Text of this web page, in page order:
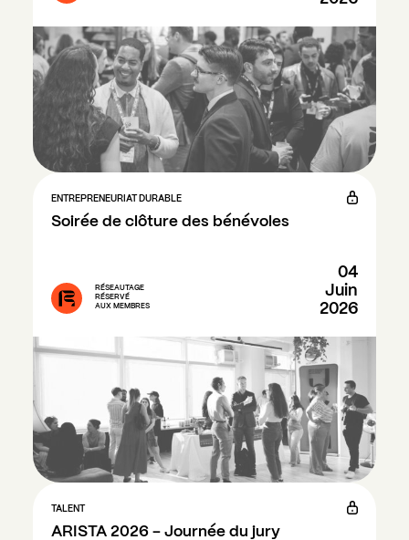
ENTREPRENEURIAT DURABLE
Soirée de clôture des bénévoles
RÉSEAUTAGE
RÉSERVÉ
AUX MEMBRES
04
Juin
2026
TALENT
ARISTA 2026 - Journée du jury